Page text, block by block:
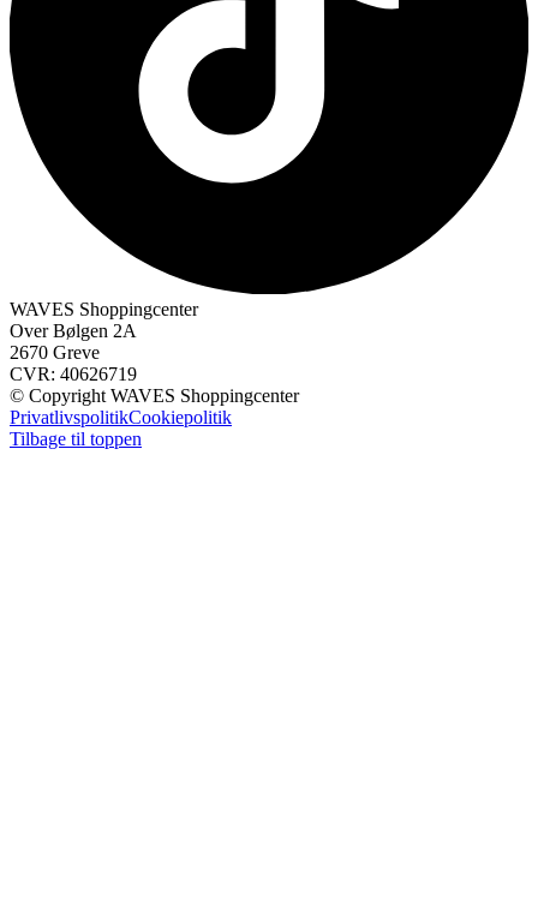
WAVES Shoppingcenter
Over Bølgen 2A
2670 Greve
CVR: 40626719
© Copyright WAVES Shoppingcenter
PrivatlivspolitikCookiepolitik
Tilbage til toppen